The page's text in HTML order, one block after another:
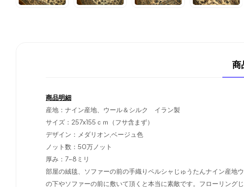
商
商品明細
産地：ナイン産地、ウール＆シルク イラン製
サイズ：257x155ｃｍ（フサ含まず）
デザイン：メダリオン,ベージュ色
ノット数：50万ノット
厚み：7-8ミリ
部屋の絨毯、ソファーの前の手織りペルシャじゅうたんナイン産地
の下やソファーの前に敷いて頂くと本当に素敵です。フローリング